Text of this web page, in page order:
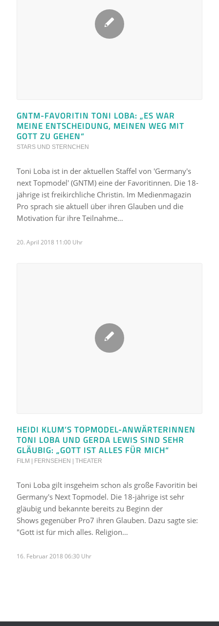
GNTM-FAVORITIN TONI LOBA: „ES WAR
MEINE ENTSCHEIDUNG, MEINEN WEG MIT
GOTT ZU GEHEN“
STARS UND STERNCHEN
Toni Loba ist in der aktuellen Staffel von 'Germany's
next Topmodel' (GNTM) eine der Favoritinnen. Die 18-
jährige ist freikirchliche Christin. Im Medienmagazin
Pro sprach sie aktuell über ihren Glauben und die
Motivation für ihre Teilnahme…
20. April 2018 11:00 Uhr
HEIDI KLUM’S TOPMODEL-ANWÄRTERINNEN
TONI LOBA UND GERDA LEWIS SIND SEHR
GLÄUBIG: „GOTT IST ALLES FÜR MICH“
FILM | FERNSEHEN | THEATER
Toni Loba gilt insgeheim schon als große Favoritin bei
Germany's Next Topmodel. Die 18-jährige ist sehr
gläubig und bekannte bereits zu Beginn der
Shows gegenüber Pro7 ihren Glauben. Dazu sagte sie:
"Gott ist für mich alles. Religion…
16. Februar 2018 06:30 Uhr